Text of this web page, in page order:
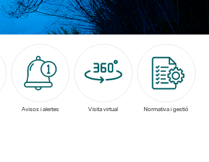
Avisos i alertes Visita virtual Normativa i gestió